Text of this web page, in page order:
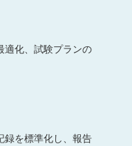
適化、試験プランの
録を標準化し、報告